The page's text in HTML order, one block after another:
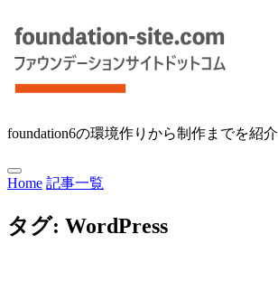
foundation6の環境作りから制作までを紹介
Home 記事一覧
タグ: WordPress